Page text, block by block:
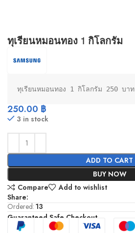
ทุเรียนหมอนทอง 1 กิโลกรัม
ทุเรียนหมอนทอง 1 กิโลกรัม 250 บาท
250.00 ฿
3 in stock
ADD TO CART
BUY NOW
Compare
Add to wishlist
Share:
Ordered:13
Guaranteed Safe Checkout